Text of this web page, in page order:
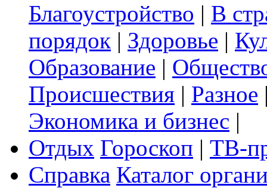
Благоустройство | В
порядок | Здоровье |
Образование |
Происшествия | Разное
Экономика и бизнес |
Отдых Гороскоп | ТВ-
Справка Каталог